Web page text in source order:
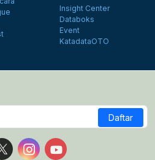
Insight Center
Databoks
Event
KatadataOTO
Daftar
us on Facebook
Follow us on X
Follow us on Instagram
Follow us on